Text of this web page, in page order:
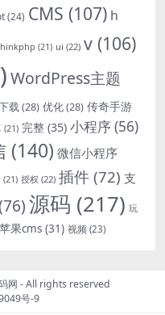
(24) CMS (107) h
(21) ui (22) v (106)
WordPress主题
载(28) 优化(28) 传奇手游
(21) 完整 (35) 小程序(56)
(140) 微信小程序
(21) 授权 (22) 插件 (72) 支
源码 (217) 玩
苹果cms (31) 视频 (23)
网 - All rights reserved
号-9